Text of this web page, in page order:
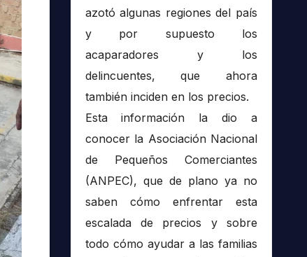
azotó algunas regiones del país
y por supuesto los
acaparadores y los
delincuentes, que ahora
también inciden en los precios.
Esta información la dio a
conocer la Asociación Nacional
de Pequeños Comerciantes
(ANPEC), que de plano ya no
saben cómo enfrentar esta
escalada de precios y sobre
todo cómo ayudar a las familias